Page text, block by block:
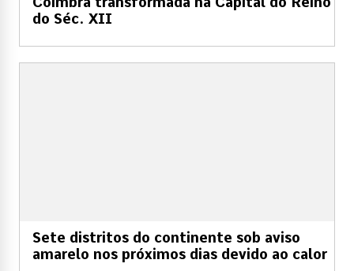
do Séc. XII
Sete distritos do continente sob aviso
amarelo nos próximos dias devido ao calor